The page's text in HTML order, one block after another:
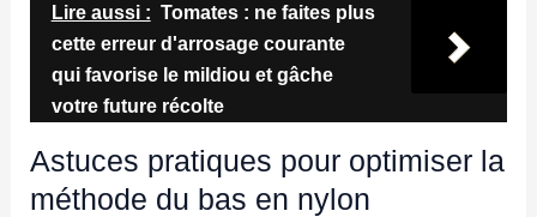
Lire aussi : Tomates : ne faites plus
cette erreur d'arrosage courante
qui favorise le mildiou et gâche
votre future récolte
Astuces pratiques pour optimiser la
méthode du bas en nylon